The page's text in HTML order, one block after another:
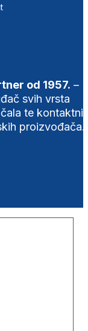
od 1957. –
svih vrsta
te
proizvođača.